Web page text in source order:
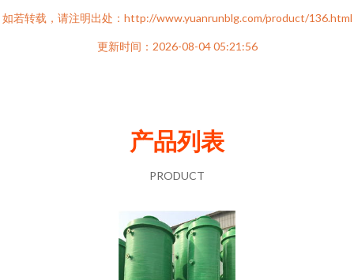
如若转载，请注明出处：http://www.yuanrunblg.com/product/136.html
更新时间：2026-08-04 05:21:56
产品列表
PRODUCT